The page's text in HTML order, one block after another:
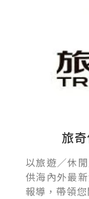
旅
以旅遊／休
供海內外最
報導，帶領